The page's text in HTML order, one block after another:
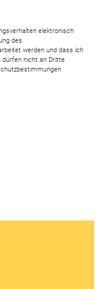
elektronisch
des
werden und dass ich
dürfen nicht an Dritte